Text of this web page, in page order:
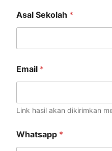
Asal Sekolah *
Email *
Link hasil akan dikirimkan
Whatsapp *